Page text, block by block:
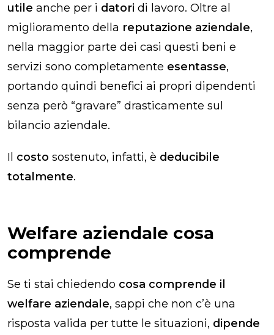
utile anche per i datori di lavoro. Oltre al
miglioramento della reputazione aziendale,
nella maggior parte dei casi questi beni e
servizi sono completamente esentasse,
portando quindi benefici ai propri dipendenti
senza però “gravare” drasticamente sul
bilancio aziendale.
Il costo sostenuto, infatti, è deducibile
totalmente.
Welfare aziendale cosa
comprende
Se ti stai chiedendo cosa comprende il
welfare aziendale, sappi che non c’è una
risposta valida per tutte le situazioni, dipende